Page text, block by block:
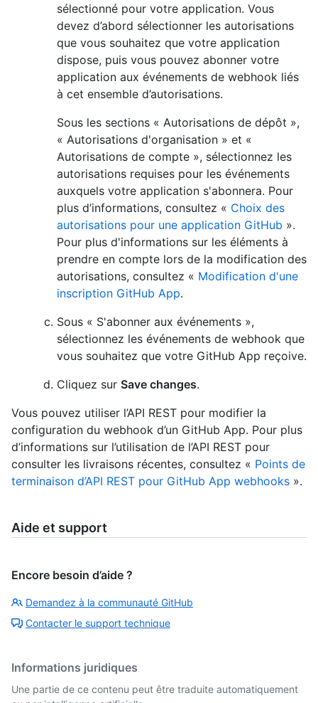
sélectionné pour votre application. Vous
devez d’abord sélectionner les autorisations
que vous souhaitez que votre application
dispose, puis vous pouvez abonner votre
application aux événements de webhook liés
à cet ensemble d’autorisations.
Sous les sections « Autorisations de dépôt »,
« Autorisations d'organisation » et «
Autorisations de compte », sélectionnez les
autorisations requises pour les événements
auxquels votre application s'abonnera. Pour
plus d’informations, consultez « Choix des
autorisations pour une application GitHub ».
Pour plus d'informations sur les éléments à
prendre en compte lors de la modification des
autorisations, consultez « Modification d'une
inscription GitHub App.
Sous « S'abonner aux événements »,
sélectionnez les événements de webhook que
vous souhaitez que votre GitHub App reçoive.
Cliquez sur Save changes.
Vous pouvez utiliser l’API REST pour modifier la
configuration du webhook d’un GitHub App. Pour plus
d’informations sur l’utilisation de l’API REST pour
consulter les livraisons récentes, consultez « Points de
terminaison d’API REST pour GitHub App webhooks ».
Aide et support
Encore besoin d’aide ?
Demandez à la communauté GitHub
Contacter le support technique
Informations juridiques
Une partie de ce contenu peut être traduite automatiquement